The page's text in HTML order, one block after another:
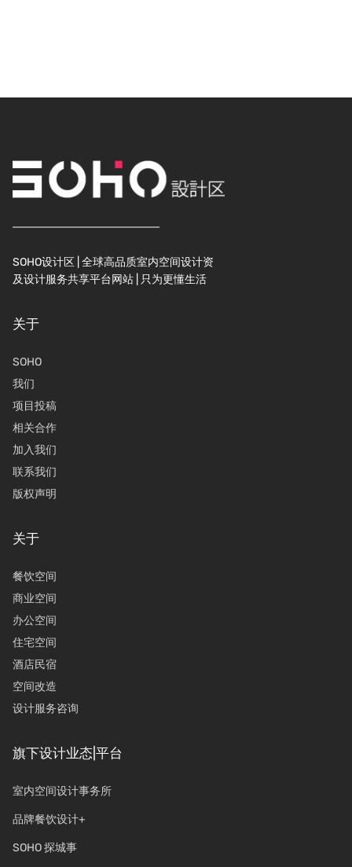
SOHO设计区 | 全球高品质室内空间设计资
及设计服务共享平台网站 | 只为更懂生活
关于
SOHO
我们
项目投稿
相关合作
加入我们
联系我们
版权声明
关于
餐饮空间
商业空间
办公空间
住宅空间
酒店民宿
空间改造
设计服务咨询
旗下设计业态|平台
室内空间设计事务所
品牌餐饮设计+
SOHO 探城事